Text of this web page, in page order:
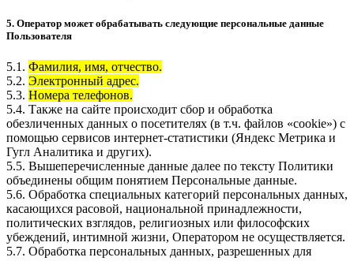
5. Оператор может обрабатывать следующие персональные данные
Пользователя
5.1. Фамилия, имя, отчество.
5.2. Электронный адрес.
5.3. Номера телефонов.
5.4. Также на сайте происходит сбор и обработка
обезличенных данных о посетителях (в т.ч. файлов «cookie») с
помощью сервисов интернет-статистики (Яндекс Метрика и
Гугл Аналитика и других).
5.5. Вышеперечисленные данные далее по тексту Политики
объединены общим понятием Персональные данные.
5.6. Обработка специальных категорий персональных данных,
касающихся расовой, национальной принадлежности,
политических взглядов, религиозных или философских
убеждений, интимной жизни, Оператором не осуществляется.
5.7. Обработка персональных данных, разрешенных для